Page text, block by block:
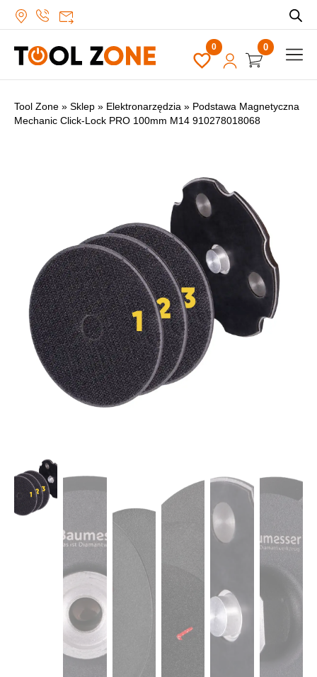
0
Tool Zone » Sklep » Elektronarzędzia » Podstawa Magnetyczna
Mechanic Click-Lock PRO 100mm M14 910278018068